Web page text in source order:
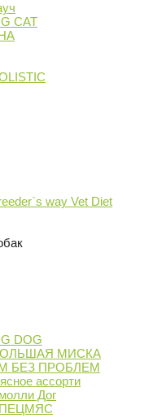
CAT
way Vet Diet
DOG
МИСКА
БЕЗ ПРОБЛЕМ
ассорти
Дог